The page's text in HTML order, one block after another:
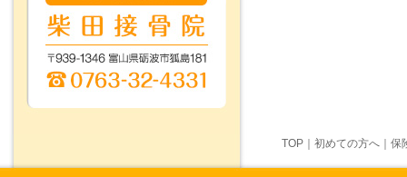
TOP 初めての方へ 保